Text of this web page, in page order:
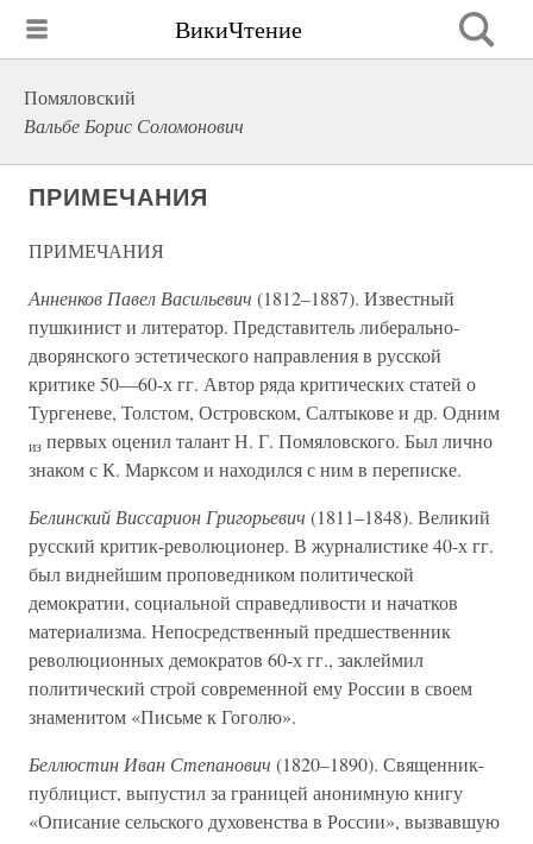
ВикиЧтение
Помяловский
Вальбе Борис Соломонович
ПРИМЕЧАНИЯ
ПРИМЕЧАНИЯ
Анненков Павел Васильевич (1812–1887). Известный
пушкинист и литератор. Представитель либерально-
дворянского эстетического направления в русской
критике 50—60-х гг. Автор ряда критических статей о
Тургеневе, Толстом, Островском, Салтыкове и др. Одним
из первых оценил талант Н. Г. Помяловского. Был лично
знаком с К. Марксом и находился с ним в переписке.
Белинский Виссарион Григорьевич (1811–1848). Великий
русский критик-революционер. В журналистике 40-х гг.
был виднейшим проповедником политической
демократии, социальной справедливости и начатков
материализма. Непосредственный предшественник
революционных демократов 60-х гг., заклеймил
политический строй современной ему России в своем
знаменитом «Письме к Гоголю».
Беллюстин Иван Степанович (1820–1890). Священник-
публицист, выпустил за границей анонимную книгу
«Описание сельского духовенства в России», вызвавшую